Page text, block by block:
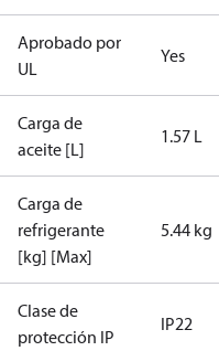
Aprobado por
UL
Yes
Carga de
aceite [L]
1.57 L
Carga de
refrigerante
[kg] [Max]
5.44 kg
Clase de
protección IP
IP22